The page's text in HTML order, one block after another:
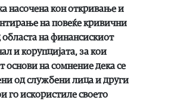
насочена кон откривање и
на повеќе кривични
областа на финансискиот
и корупцијата, за кои
основи на сомнение дека се
од службени лица и други
го искористиле своето